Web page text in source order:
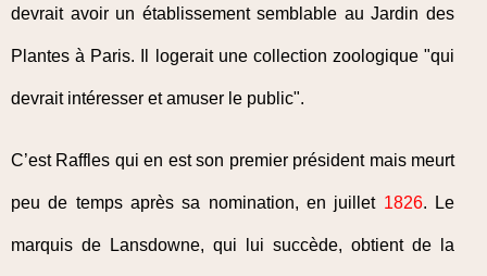
devrait avoir un établissement semblable au Jardin des
Plantes à Paris. Il logerait une collection zoologique "qui
devrait intéresser et amuser le public".
C’est Raffles qui en est son premier président mais meurt
peu de temps après sa nomination, en juillet 1826. Le
marquis de Lansdowne, qui lui succède, obtient de la